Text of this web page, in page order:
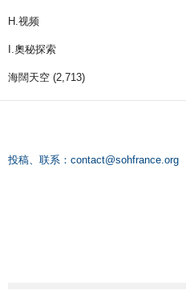
H.视频
I.奧秘探索
海闊天空 (2,713)
投稿、联系： contact@sohfrance.org